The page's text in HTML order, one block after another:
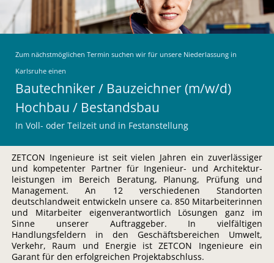
Zum nächstmöglichen Termin suchen wir für unsere Niederlassung in
Karlsruhe einen
Bautechniker / Bauzeichner (m/w/d)
Hochbau / Bestandsbau
In Voll- oder Teilzeit und in Festanstellung
ZETCON Ingenieure ist seit vielen Jahren ein zuverlässiger
und kompetenter Partner für Ingenieur- und Architektur-
leistungen im Bereich Beratung, Planung, Prüfung und
Management. An 12 verschiedenen Standorten
deutschlandweit entwickeln unsere ca. 850 Mitarbeiterinnen
und Mitarbeiter eigenverantwortlich Lösungen ganz im
Sinne unserer Auftraggeber. In vielfältigen
Handlungsfeldern in den Geschäftsbereichen Umwelt,
Verkehr, Raum und Energie ist ZETCON Ingenieure ein
Garant für den erfolgreichen Projektabschluss.